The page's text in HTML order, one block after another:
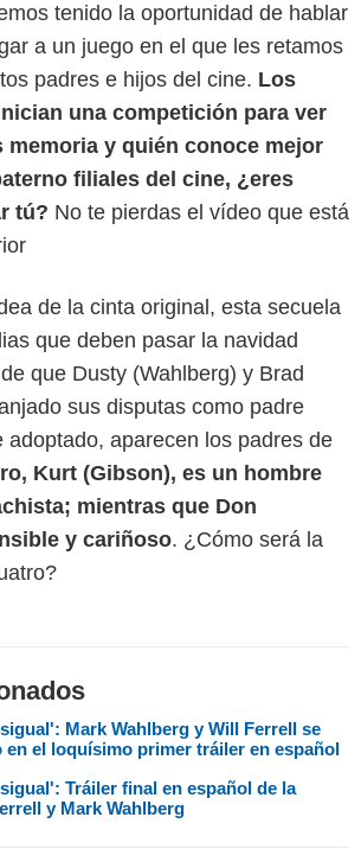
tenido la oportunidad de hablar
a un juego en el que les retamos
padres e hijos del cine. Los
una competición para ver
memoria y quién conoce mejor
filiales del cine, ¿eres
tú? No te pierdas el vídeo que está
de la cinta original, esta secuela
que deben pasar la navidad
que Dusty (Wahlberg) y Brad
sus disputas como padre
adoptado, aparecen los padres de
Kurt (Gibson), es un hombre
mientras que Don
y cariñoso. ¿Cómo será la
Mark Wahlberg y Will Ferrell se
en el loquísimo primer tráiler en español
Tráiler final en español de la
y Mark Wahlberg